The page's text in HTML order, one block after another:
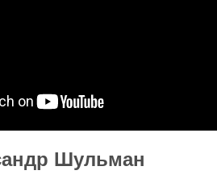
Шульман